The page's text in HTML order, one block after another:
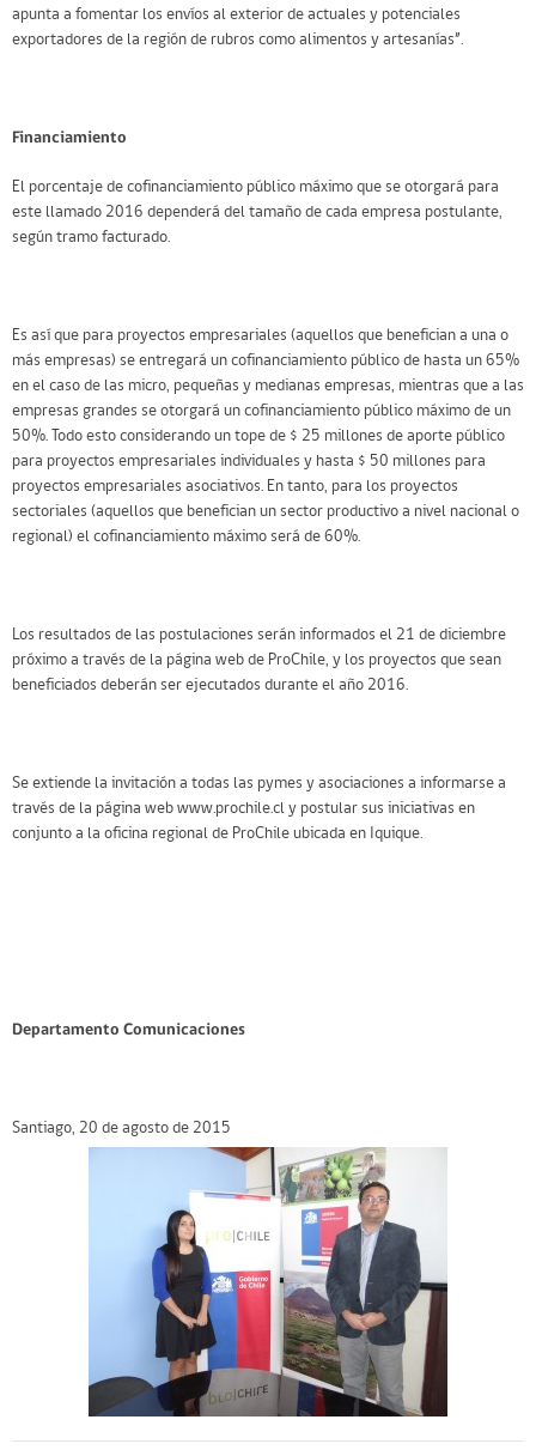
apunta a fomentar los envíos al exterior de actuales y potenciales
exportadores de la región de rubros como alimentos y artesanías”.
Financiamiento
El porcentaje de cofinanciamiento público máximo que se otorgará para
este llamado 2016 dependerá del tamaño de cada empresa postulante,
según tramo facturado.
Es así que para proyectos empresariales (aquellos que benefician a una o
más empresas) se entregará un cofinanciamiento público de hasta un 65%
en el caso de las micro, pequeñas y medianas empresas, mientras que a las
empresas grandes se otorgará un cofinanciamiento público máximo de un
50%. Todo esto considerando un tope de $ 25 millones de aporte público
para proyectos empresariales individuales y hasta $ 50 millones para
proyectos empresariales asociativos. En tanto, para los proyectos
sectoriales (aquellos que benefician un sector productivo a nivel nacional o
regional) el cofinanciamiento máximo será de 60%.
Los resultados de las postulaciones serán informados el 21 de diciembre
próximo a través de la página web de ProChile, y los proyectos que sean
beneficiados deberán ser ejecutados durante el año 2016.
Se extiende la invitación a todas las pymes y asociaciones a informarse a
través de la página web www.prochile.cl y postular sus iniciativas en
conjunto a la oficina regional de ProChile ubicada en Iquique.
Departamento Comunicaciones
Santiago, 20 de agosto de 2015